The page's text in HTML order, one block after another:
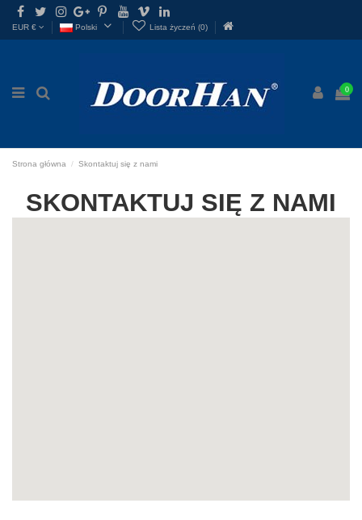
EUR € Polski Lista życzeń (0) 
0
Strona główna Skontaktuj się z nami
SKONTAKTUJ SIĘ Z NAMI